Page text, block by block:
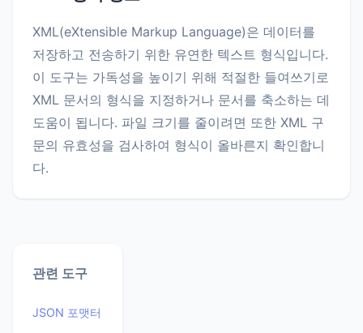
XML(eXtensible Markup Language)은 데이터를
저장하고 전송하기 위한 유연한 텍스트 형식입니다.
이 도구는 가독성을 높이기 위해 적절한 들여쓰기로
XML 문서의 형식을 지정하거나 문서를 축소하는 데
도움이 됩니다. 파일 크기를 줄이려면 또한 XML 구
문의 유효성을 검사하여 형식이 올바른지 확인합니
다.
관련 도구
JSON 포맷터